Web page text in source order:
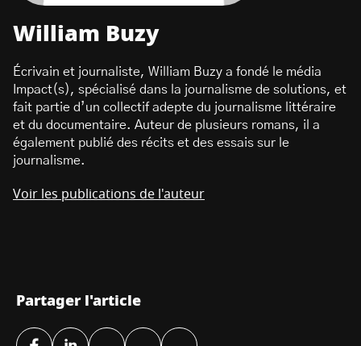
William Buzy
Écrivain et journaliste, William Buzy a fondé le média
Impact(s), spécialisé dans la journalisme de solutions, et
fait partie d’un collectif adepte du journalisme littéraire
et du documentaire. Auteur de plusieurs romans, il a
également publié des récits et des essais sur le
journalisme.
Voir les publications de l'auteur
Partager l'article